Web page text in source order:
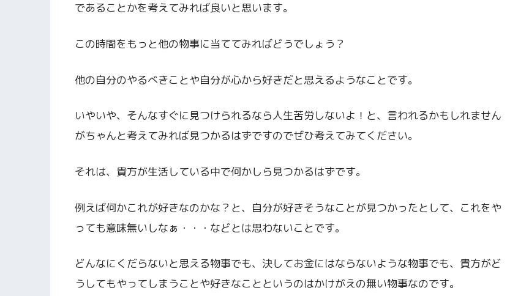
であることかを考えてみれば良いと思います。
この時間をもっと他の物事に当ててみればどうでしょう？
他の自分のやるべきことや自分が心から好きだと思えるようなことです。
いやいや、そんなすぐに見つけられるなら人生苦労しないよ！と、言われるかもしれません
がちゃんと考えてみれば見つかるはずですのでぜひ考えてみてください。
それは、貴方が生活している中で何かしら見つかるはずです。
例えば何かこれが好きなのかな？と、自分が好きそうなことが見つかったとして、これをや
っても意味無いしなぁ・・・などとは思わないことです。
どんなにくだらないと思える物事でも、決してお金にはならないような物事でも、貴方がど
うしてもやってしまうことや好きなことというのはかけがえの無い物事なのです。